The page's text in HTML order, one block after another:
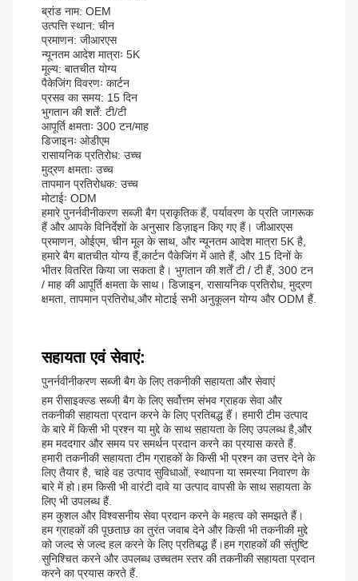
ब्रांड नाम: OEM
उत्पत्ति स्थान: चीन
प्रमाणन: जीआरएस
न्यूनतम आदेश मात्राः 5K
मूल्य: बातचीत योग्य
पैकेजिंग विवरणः कार्टन
प्रसव का समय: 15 दिन
भुगतान की शर्तें: टी/टी
आपूर्ति क्षमताः 300 टन/माह
डिजाइनः ओडीएम
रासायनिक प्रतिरोध: उच्च
मुद्रण क्षमताः उच्च
तापमान प्रतिरोधक: उच्च
मोटाईः ODM
हमारे पुनर्नवीनीकरण सब्जी बैग प्राकृतिक हैं, पर्यावरण के प्रति जागरूक
हैं और आपके विनिर्देशों के अनुसार डिज़ाइन किए गए हैं। जीआरएस
प्रमाणन, ओईएम, चीन मूल के साथ, और न्यूनतम आदेश मात्रा 5K है,
हमारे बैग बातचीत योग्य हैं,कार्टन पैकेजिंग में आते हैं, और 15 दिनों के
भीतर वितरित किया जा सकता है। भुगतान की शर्तें टी / टी हैं, 300 टन
/ माह की आपूर्ति क्षमता के साथ। डिजाइन, रासायनिक प्रतिरोध, मुद्रण
क्षमता, तापमान प्रतिरोध,और मोटाई सभी अनुकूलन योग्य और ODM हैं.
सहायता एवं सेवाएं:
पुनर्नवीनीकरण सब्जी बैग के लिए तकनीकी सहायता और सेवाएं
हम रीसाइक्ल्ड सब्जी बैग के लिए सर्वोत्तम संभव ग्राहक सेवा और
तकनीकी सहायता प्रदान करने के लिए प्रतिबद्ध हैं। हमारी टीम उत्पाद
के बारे में किसी भी प्रश्न या मुद्दे के साथ सहायता के लिए उपलब्ध है,और
हम मददगार और समय पर समर्थन प्रदान करने का प्रयास करते हैं.
हमारी तकनीकी सहायता टीम ग्राहकों के किसी भी प्रश्न का उत्तर देने के
लिए तैयार है, चाहे वह उत्पाद सुविधाओं, स्थापना या समस्या निवारण के
बारे में हो।हम किसी भी वारंटी दावे या उत्पाद वापसी के साथ सहायता के
लिए भी उपलब्ध हैं.
हम कुशल और विश्वसनीय सेवा प्रदान करने के महत्व को समझते हैं।
हम ग्राहकों की पूछताछ का तुरंत जवाब देने और किसी भी तकनीकी मुद्दे
को जल्द से जल्द हल करने के लिए प्रतिबद्ध हैं।हम ग्राहकों की संतुष्टि
सुनिश्चित करने और उपलब्ध उच्चतम स्तर की तकनीकी सहायता प्रदान
करने का प्रयास करते हैं.